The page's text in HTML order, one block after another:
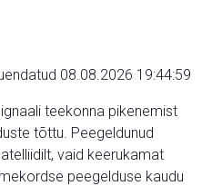
08.08.2026 19:44:59
teekonna pikenemist
tõttu. Peegeldunud
vaid keerukamat
peegelduse kaudu